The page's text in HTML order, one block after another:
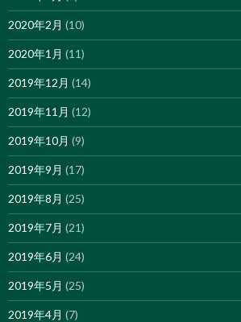
2020年2月 (10)
2020年1月 (11)
2019年12月 (14)
2019年11月 (12)
2019年10月 (9)
2019年9月 (17)
2019年8月 (25)
2019年7月 (21)
2019年6月 (24)
2019年5月 (25)
2019年4月 (7)